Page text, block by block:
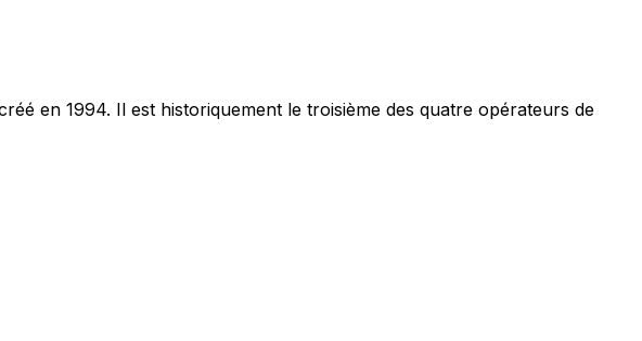
en 1994. Il est historiquement le troisième des quatre opérateurs de